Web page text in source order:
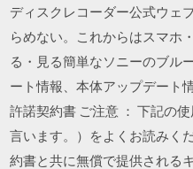
ディスクレコーダー公式ウェ
らめない。これからはスマホ
る・見る簡単なソニーのブル
ート情報、本体アップデート
許諾契約書 ご注意 ： 下記の
言います。）をよくお読みく
約書と共に無償で提供される